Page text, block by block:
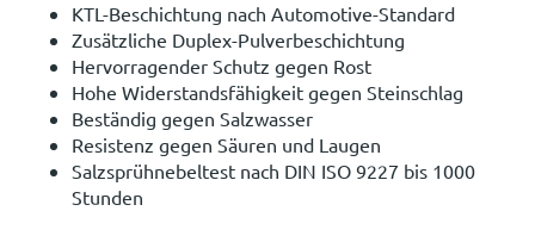
KTL-Beschichtung nach Automotive-Standard
Zusätzliche Duplex-Pulverbeschichtung
Hervorragender Schutz gegen Rost
Hohe Widerstandsfähigkeit gegen Steinschlag
Beständig gegen Salzwasser
Resistenz gegen Säuren und Laugen
Salzsprühnebeltest nach DIN ISO 9227 bis 1000
Stunden